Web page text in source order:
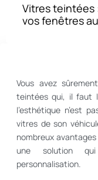
Vous avez
teintées qui, il faut
l’esthétique n’est
vitres de son
nombreux
une solution
personnalisation.
Vitres teintées
vos fenêtres